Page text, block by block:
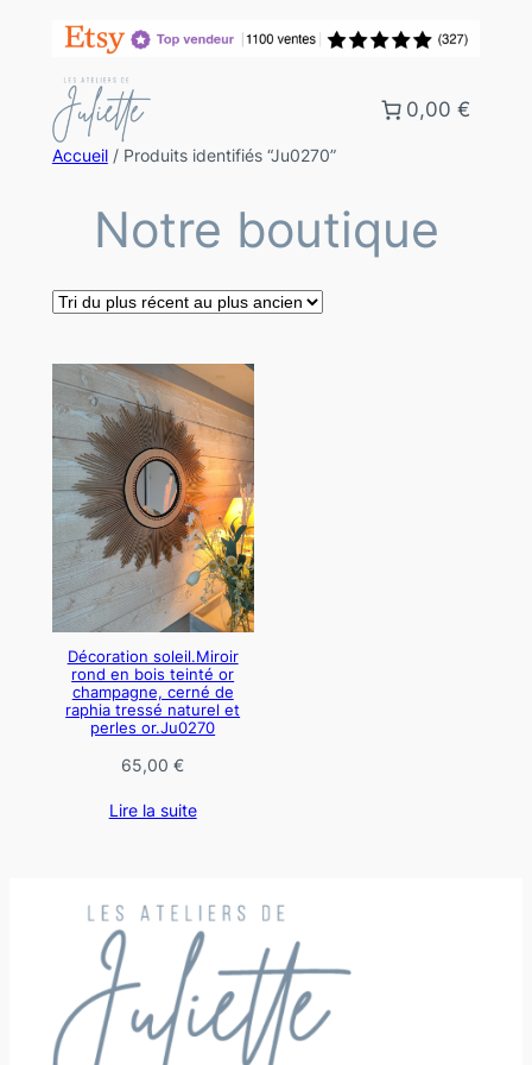
0,00 €
Accueil/ Produits identifiés “Ju0270”
Notre boutique
Décoration soleil.Miroir
rond en bois teinté or
champagne, cerné de
raphia tressé naturel et
perles or.Ju0270
65,00€
Lire la suite